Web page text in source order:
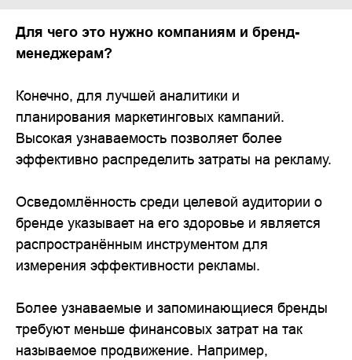
Для чего это нужно компаниям и бренд-
менеджерам?
Конечно, для лучшей аналитики и
планирования маркетинговых кампаний.
Высокая узнаваемость позволяет более
эффективно распределить затраты на рекламу.
Осведомлённость среди целевой аудитории о
бренде указывает на его здоровье и является
распространённым инструментом для
измерения эффективности рекламы.
Более узнаваемые и запоминающиеся бренды
требуют меньше финансовых затрат на так
называемое продвижение. Например,